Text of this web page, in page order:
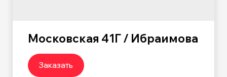
Московская 41Г / Ибраимова
Заказать